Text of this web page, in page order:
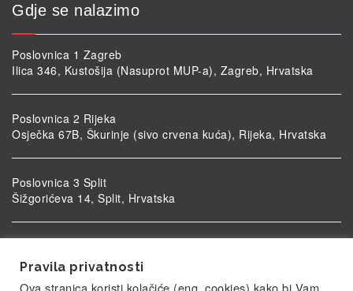
Gdje se nalazimo
Poslovnica 1 Zagreb
Ilica 346, Kustošija (Nasuprot MUP-a), Zagreb, Hrvatska
Poslovnica 2 Rijeka
Osječka 67B, Škurinje (sivo crvena kuća), Rijeka, Hrvatska
Poslovnica 3 Split
Šižgorićeva 14, Split, Hrvatska
Ulica kardinala Alojzija Stepinca 5, Vukovar, Hrvatska
Pravila privatnosti
Ova stranica koristi kolačiće (eng. cookies) kako bi Vam